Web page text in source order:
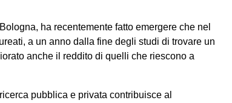
ha recentemente fatto emergere che nel
a un anno dalla fine degli studi di trovare un
anche il reddito di quelli che riescono a
pubblica e privata contribuisce al